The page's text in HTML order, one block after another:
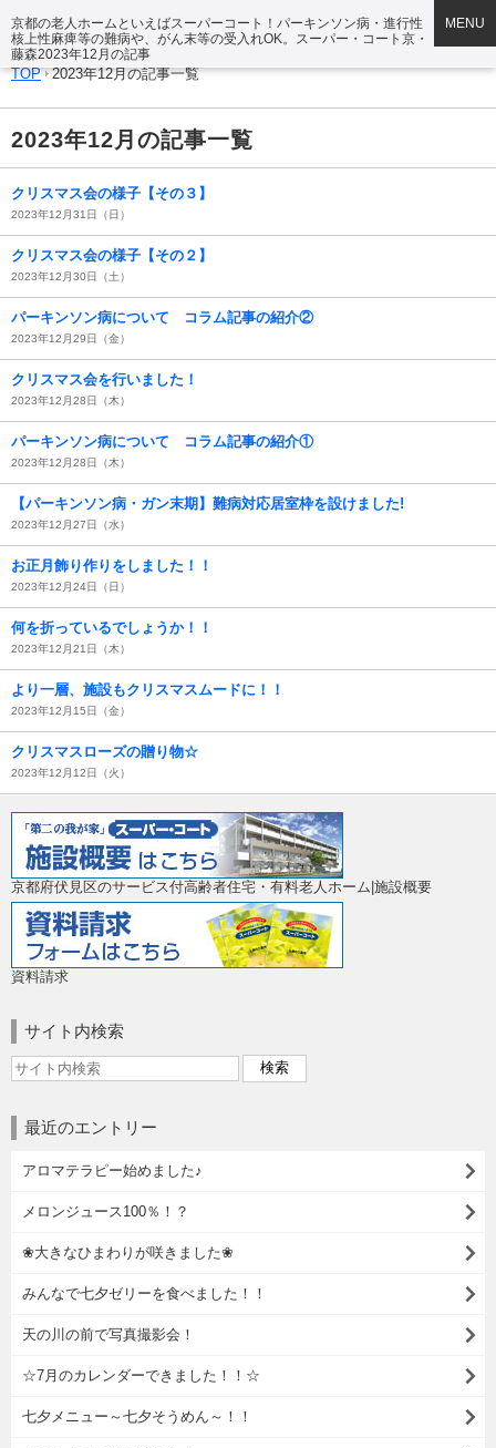
京都の老人ホームといえばスーパーコート！パーキンソン病・進行性
核上性麻痺等の難病や、がん末等の受入れOK。スーパー・コート京・
藤森2023年12月の記事
MENU
TOP 2023年12月の記事一覧
2023年12月の記事一覧
クリスマス会の様子【その３】
2023年12月31日（日）
クリスマス会の様子【その２】
2023年12月30日（土）
パーキンソン病について コラム記事の紹介②
2023年12月29日（金）
クリスマス会を行いました！
2023年12月28日（木）
パーキンソン病について コラム記事の紹介①
2023年12月28日（木）
【パーキンソン病・ガン末期】難病対応居室枠を設けました!
2023年12月27日（水）
お正月飾り作りをしました！！
2023年12月24日（日）
何を折っているでしょうか！！
2023年12月21日（木）
より一層、施設もクリスマスムードに！！
2023年12月15日（金）
クリスマスローズの贈り物☆
2023年12月12日（火）
京都府伏見区のサービス付高齢者住宅・有料老人ホーム|施設概要
資料請求
サイト内検索
最近のエントリー
アロマテラピー始めました♪
メロンジュース100％！？
❀大きなひまわりが咲きました❀
みんなで七夕ゼリーを食べました！！
天の川の前で写真撮影会！
☆7月のカレンダーできました！！☆
七夕メニュー～七夕そうめん～！！